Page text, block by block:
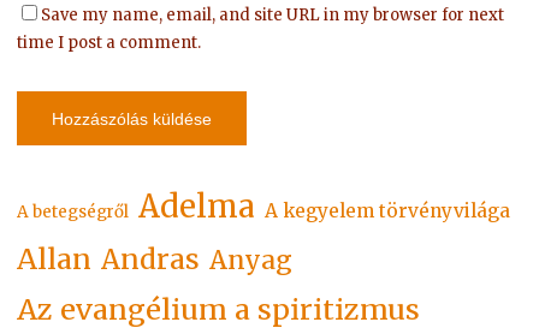
Save my name, email, and site URL in my browser for next
time I post a comment.
A betegségről Adelma A kegyelem törvényvilága
Allan Andras Anyag
Az evangélium a spiritizmus